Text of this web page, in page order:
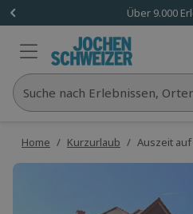
Über 9.000
Suche nach Erlebnissen,
Home / Kurzurlaub / Auszeit auf